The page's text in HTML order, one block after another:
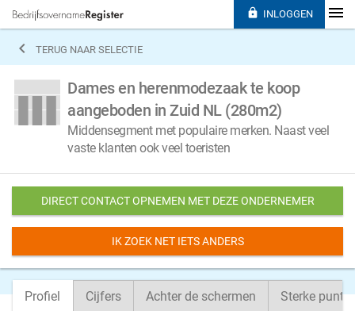
 TERUG NAAR SELECTIE
Dames en herenmodezaak te koop
aangeboden in Zuid NL (280m2)
Middensegment met populaire merken. Naast veel
vaste klanten ook veel toeristen
DIRECT CONTACT OPNEMEN MET DEZE ONDERNEMER
IK ZOEK NET IETS ANDERS
Profiel Cijfers Achter de schermen Sterke
 INLOGGEN